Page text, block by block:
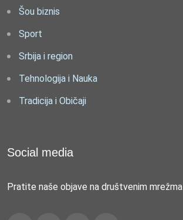
Šou biznis
Sport
Srbija i region
Tehnologija i Nauka
Tradicija i Običaji
Social media
Pratite naše objave na društvenim mrežma